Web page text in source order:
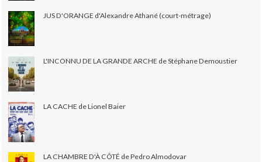
JUS D'ORANGE d'Alexandre Athané (court-métrage)
L'INCONNU DE LA GRANDE ARCHE de Stéphane Demoustier
LA CACHE de Lionel Baier
LA CHAMBRE D'À CÔTÉ de Pedro Almodovar